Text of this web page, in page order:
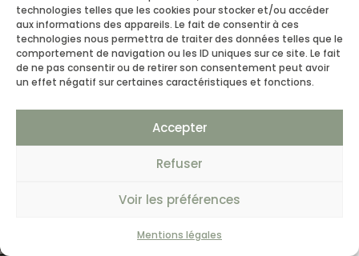
technologies telles que les cookies pour stocker et/ou accéder
aux informations des appareils. Le fait de consentir à ces
technologies nous permettra de traiter des données telles que le
comportement de navigation ou les ID uniques sur ce site. Le fait
de ne pas consentir ou de retirer son consentement peut avoir
un effet négatif sur certaines caractéristiques et fonctions.
Accepter
Refuser
Voir les préférences
Mentions légales